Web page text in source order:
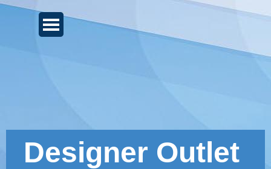
Direkt zum Seiteninhalt
Menü überspringen
Designer Outlet